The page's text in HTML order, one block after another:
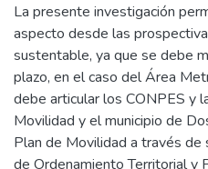
La presente investigación
aspecto desde las
sustentable, ya que se debe
plazo, en el caso del Área
debe articular los CONPES y
Movilidad y el municipio de
Plan de Movilidad a través de
de Ordenamiento Territorial y